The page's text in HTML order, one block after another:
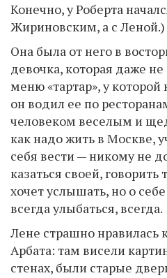
Конечно, у Роберта
Жириновским, а с Леной.)
Она была от него в
девочка, которая даже не
меню «тартар», у
он водил ее по
человеком веселым и
как надо жить в Москве,
себя вести — никому не
казаться своей, говорить
хочет услышать, но о
всегда улыбаться, всегда.
Лене страшно нравилась
Арбата: там висели
стенах, были старые